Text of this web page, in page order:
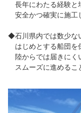
長年にわたる経験と
安全かつ確実に施工
◆石川県内では数少な
はじめとする船団を
陸からでは届きにく
スムーズに進めるこ